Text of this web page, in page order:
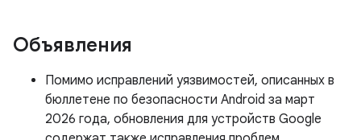
Объявления
Помимо исправлений уязвимостей, описанных в
бюллетене по безопасности Android за март
2026 года, обновления для устройств Google